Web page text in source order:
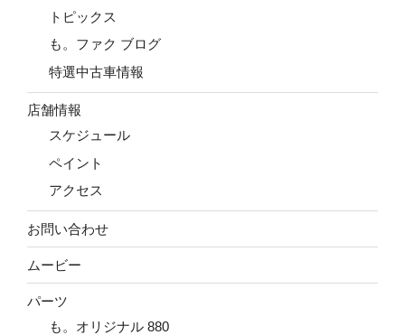
トピックス
も。ファク ブログ
特選中古車情報
店舗情報
スケジュール
ペイント
アクセス
お問い合わせ
ムービー
パーツ
も。オリジナル 880